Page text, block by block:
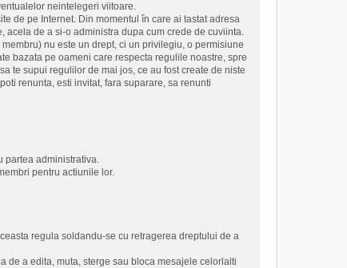
neintelegeri viitoare.
de pe Internet. Din momentul în care ai tastat adresa
acela de a si-o administra dupa cum crede de cuviinta.
nu este un drept, ci un privilegiu, o permisiune
bazata pe oameni care respecta regulile noastre, spre
te supui regulilor de mai jos, ce au fost create de niste
renunta, esti invitat, fara suparare, sa renunti
partea administrativa.
pentru actiunile lor.
regula soldandu-se cu retragerea dreptului de a
de a edita, muta, sterge sau bloca mesajele celorlalti